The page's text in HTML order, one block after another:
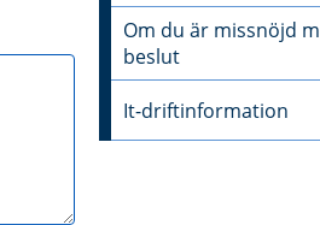
Om du är missnöjd
beslut
It-driftinformation